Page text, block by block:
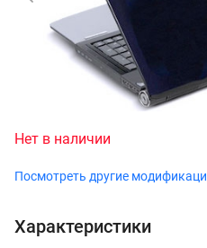
Нет в наличии
Посмотреть другие
Характеристики